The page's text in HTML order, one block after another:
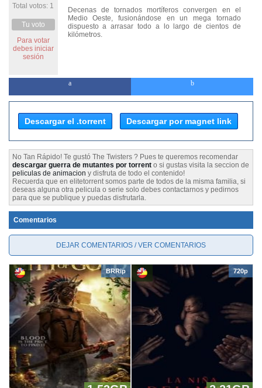
Total votos: 1
Tu voto
Para votar
debes iniciar
sesión
Decenas de tornados mortíferos convergen en el
Medio Oeste, fusionándose en un mega tornado
dispuesto a arrasar todo a lo largo de cientos de
kilómetros.
Descargar el .torrent Descargar por magnet link
No Tan Rápido! Te gustó The Twisters ? Pues te queremos recomendar
descargar guerra de mutantes por torrent o si gustas visita la seccion de
peliculas de animacion y disfruta de todo el contenido!
Recuerda que en elitetorrent somos parte de todos de la misma familia, si
deseas alguna otra pelicula o serie solo debes contactarnos y pedirnos
para que se publique y puedas disfrutarla.
Comentarios
DEJAR COMENTARIOS / VER COMENTARIOS
BRRip 720p